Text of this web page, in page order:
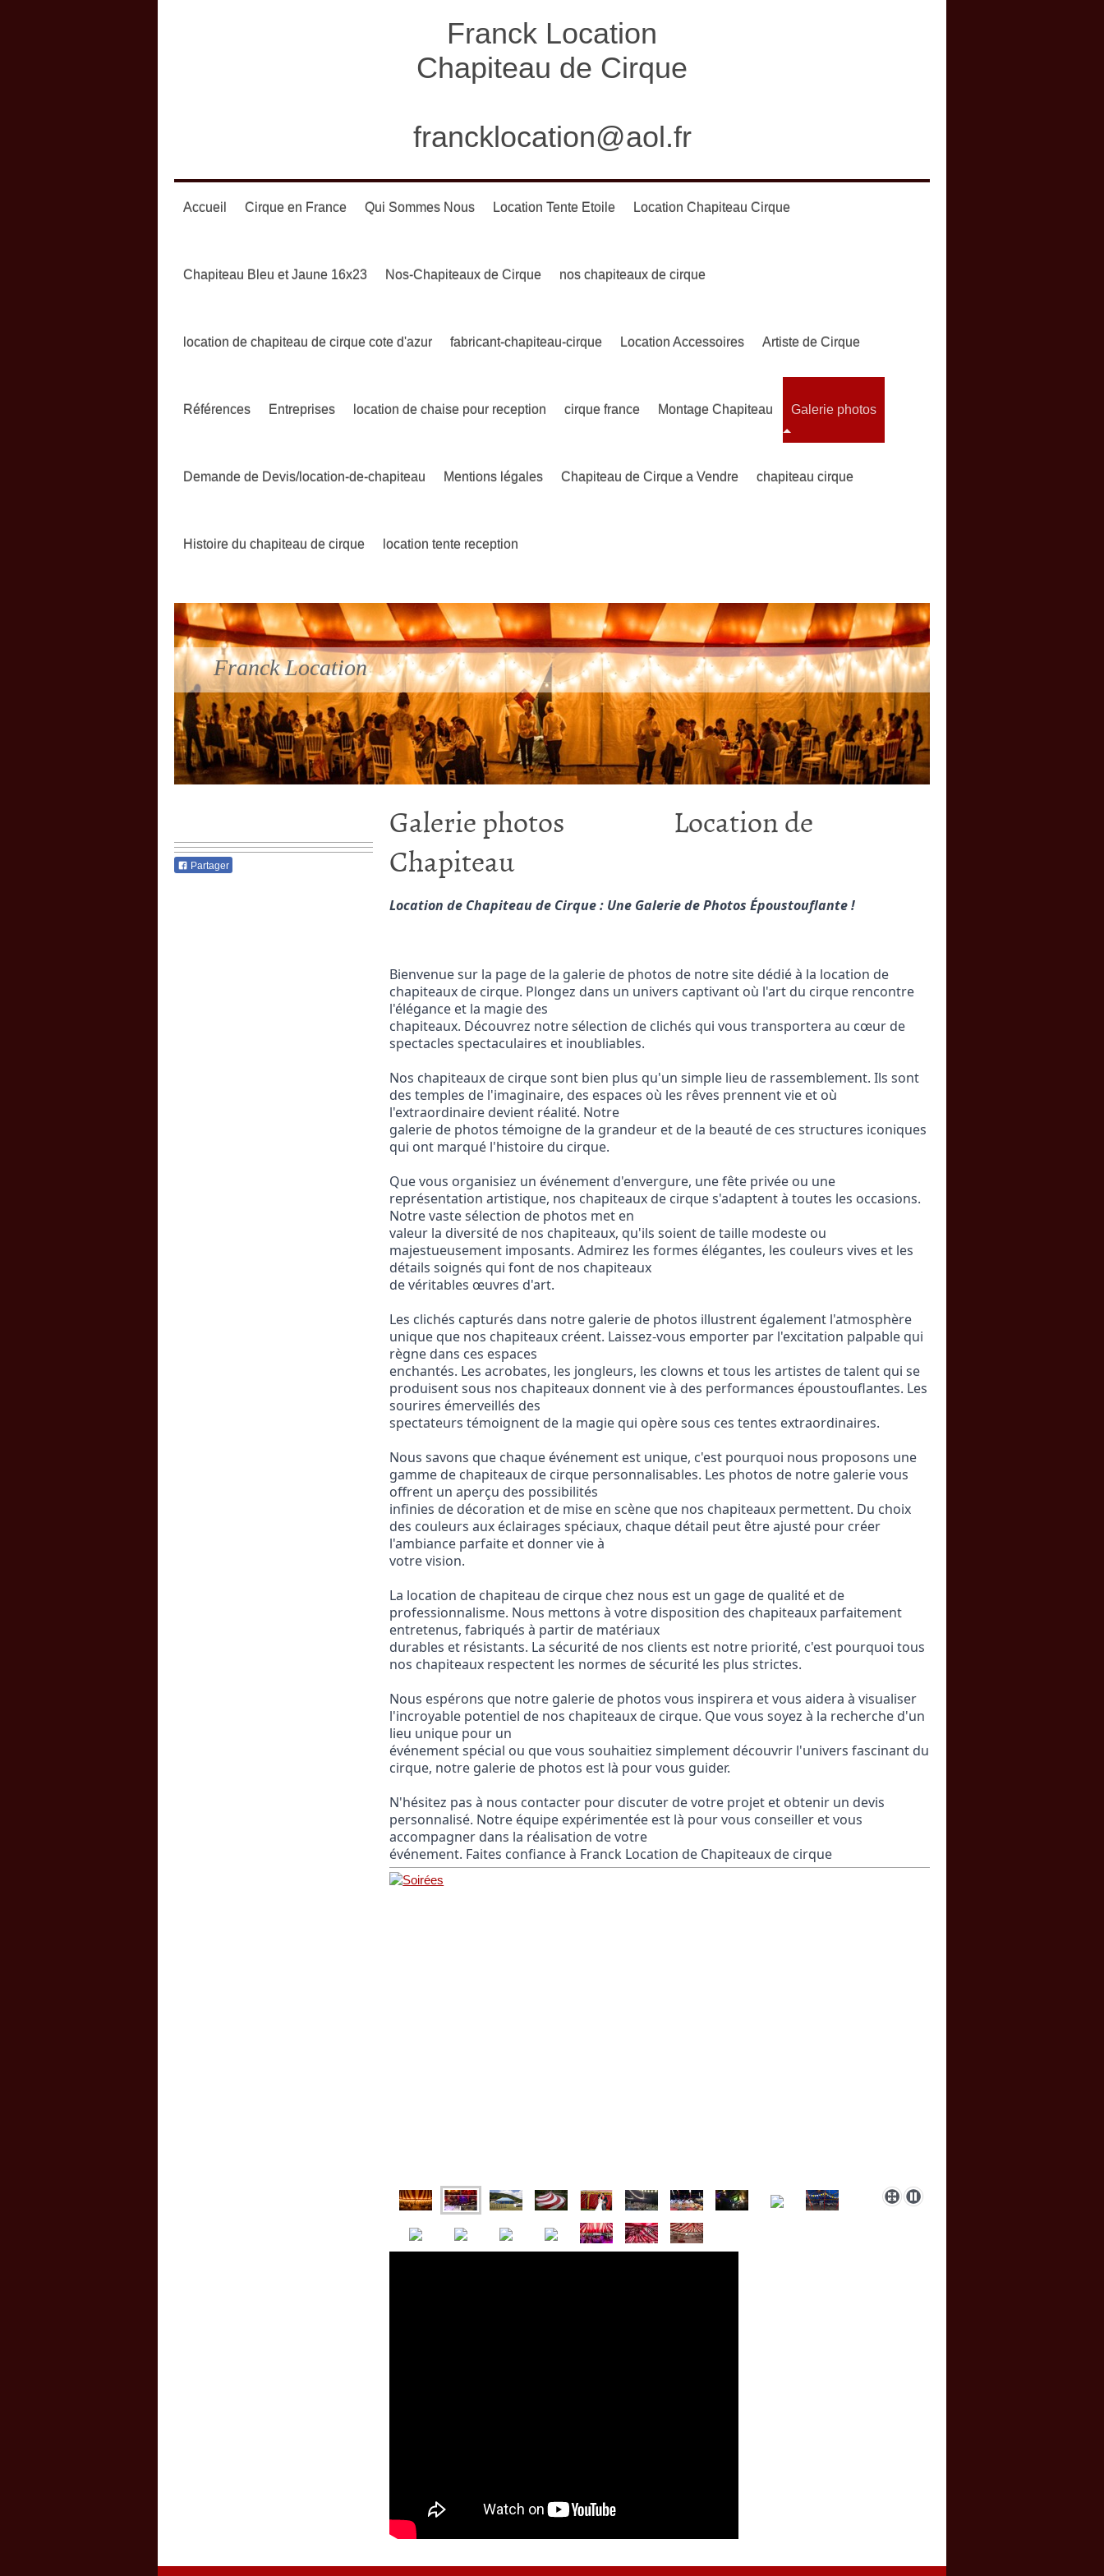
Franck Location
Chapiteau de Cirque
francklocation@aol.fr
Accueil Cirque en France Qui Sommes Nous Location Tente Etoile Location Chapiteau Cirque
Chapiteau Bleu et Jaune 16x23 Nos-Chapiteaux de Cirque nos chapiteaux de cirque
location de chapiteau de cirque cote d'azur fabricant-chapiteau-cirque Location Accessoires Artiste de Cirque
Références Entreprises location de chaise pour reception cirque france Montage Chapiteau Galerie photos
Demande de Devis/location-de-chapiteau Mentions légales Chapiteau de Cirque a Vendre chapiteau cirque
Histoire du chapiteau de cirque location tente reception
Franck Location
Galerie photos Location de
Chapiteau
Location de Chapiteau de Cirque : Une Galerie de Photos Époustouflante !
Bienvenue sur la page de la galerie de photos de notre site dédié à la location de
chapiteaux de cirque. Plongez dans un univers captivant où l'art du cirque rencontre
l'élégance et la magie des
chapiteaux. Découvrez notre sélection de clichés qui vous transportera au cœur de
spectacles spectaculaires et inoubliables.
Nos chapiteaux de cirque sont bien plus qu'un simple lieu de rassemblement. Ils sont
des temples de l'imaginaire, des espaces où les rêves prennent vie et où
l'extraordinaire devient réalité. Notre
galerie de photos témoigne de la grandeur et de la beauté de ces structures iconiques
qui ont marqué l'histoire du cirque.
Que vous organisiez un événement d'envergure, une fête privée ou une
représentation artistique, nos chapiteaux de cirque s'adaptent à toutes les occasions.
Notre vaste sélection de photos met en
valeur la diversité de nos chapiteaux, qu'ils soient de taille modeste ou
majestueusement imposants. Admirez les formes élégantes, les couleurs vives et les
détails soignés qui font de nos chapiteaux
de véritables œuvres d'art.
Les clichés capturés dans notre galerie de photos illustrent également l'atmosphère
unique que nos chapiteaux créent. Laissez-vous emporter par l'excitation palpable qui
règne dans ces espaces
enchantés. Les acrobates, les jongleurs, les clowns et tous les artistes de talent qui se
produisent sous nos chapiteaux donnent vie à des performances époustouflantes. Les
sourires émerveillés des
spectateurs témoignent de la magie qui opère sous ces tentes extraordinaires.
Nous savons que chaque événement est unique, c'est pourquoi nous proposons une
gamme de chapiteaux de cirque personnalisables. Les photos de notre galerie vous
offrent un aperçu des possibilités
infinies de décoration et de mise en scène que nos chapiteaux permettent. Du choix
des couleurs aux éclairages spéciaux, chaque détail peut être ajusté pour créer
l'ambiance parfaite et donner vie à
votre vision.
La location de chapiteau de cirque chez nous est un gage de qualité et de
professionnalisme. Nous mettons à votre disposition des chapiteaux parfaitement
entretenus, fabriqués à partir de matériaux
durables et résistants. La sécurité de nos clients est notre priorité, c'est pourquoi tous
nos chapiteaux respectent les normes de sécurité les plus strictes.
Nous espérons que notre galerie de photos vous inspirera et vous aidera à visualiser
l'incroyable potentiel de nos chapiteaux de cirque. Que vous soyez à la recherche d'un
lieu unique pour un
événement spécial ou que vous souhaitiez simplement découvrir l'univers fascinant du
cirque, notre galerie de photos est là pour vous guider.
N'hésitez pas à nous contacter pour discuter de votre projet et obtenir un devis
personnalisé. Notre équipe expérimentée est là pour vous conseiller et vous
accompagner dans la réalisation de votre
événement. Faites confiance à Franck Location de Chapiteaux de cirque
Partager